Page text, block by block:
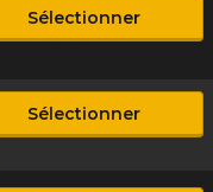
Sélectionner
Sélectionner